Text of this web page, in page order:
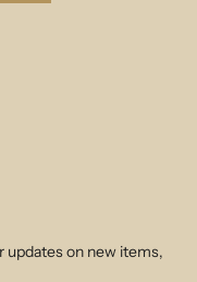
updates on new items,